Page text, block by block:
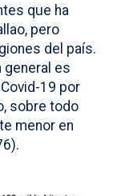
que ha
pero
del país.
general es
19 por
sobre todo
menor en